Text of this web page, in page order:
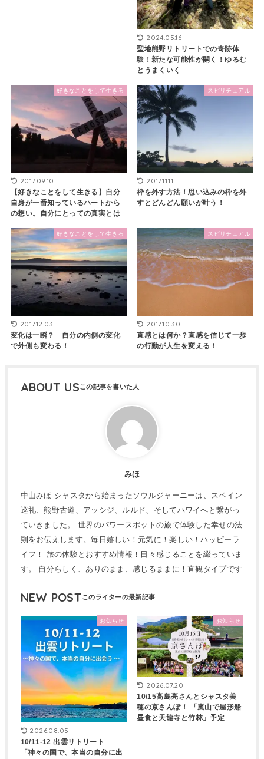
2024.05.16
聖地熊野リトリートでの奇跡体
験！新たな可能性が開く！ゆるむ
とうまくいく
好きなことをして生きる
2017.09.10
【好きなことをして生きる】自分
自身が一番知っているハートから
の想い。自分にとっての真実とは
スピリチュアル
2017.11.11
枠を外す方法！思い込みの枠を外
すとどんどん願いが叶う！
好きなことをして生きる
2017.12.03
変化は一瞬？ 自分の内側の変化
で外側も変わる！
スピリチュアル
2017.10.30
直感とは何か？直感を信じて一歩
の行動が人生を変える！
ABOUT US
みほ
中山みほ シャスタから始まったソウルジャーニーは、スペイン
巡礼、熊野古道、アッシジ、ルルド、そしてハワイへと繋がっ
ていきました。 世界のパワースポットの旅で体験した幸せの法
則をお伝えします。毎日嬉しい！元気に！楽しい！ハッピーラ
イフ！ 旅の体験とおすすめ情報！日々感じることを綴っていま
す。 自分らしく、ありのまま、感じるままに！直観タイプです
NEW POST
お知らせ
2026.08.05
10/11-12 出雲リトリート
「神々の国で、本当の自分に出
お知らせ
2026.07.20
10/15高島亮さんとシャスタ美
穂の京さんぽ！ 「嵐山で屋形船
昼食と天龍寺と竹林」予定